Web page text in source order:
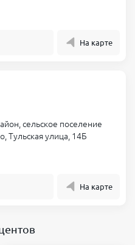
На карте
сельское поселение
Тульская улица, 14Б
На карте